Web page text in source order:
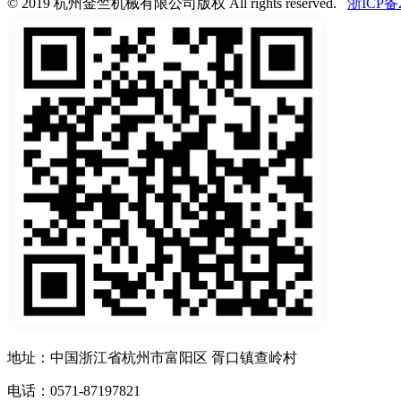
© 2019 杭州金竺机械有限公司版权 All rights reserved. 浙ICP备
地址：中国浙江省杭州市富阳区 胥口镇查岭村
电话：0571-87197821